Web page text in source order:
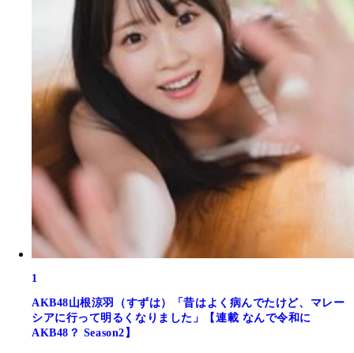
1
AKB48山根涼羽（すずは）「昔はよく病んでたけど、マレー
シアに行って明るくなりました」【連載 なんで令和に
AKB48？ Season2】